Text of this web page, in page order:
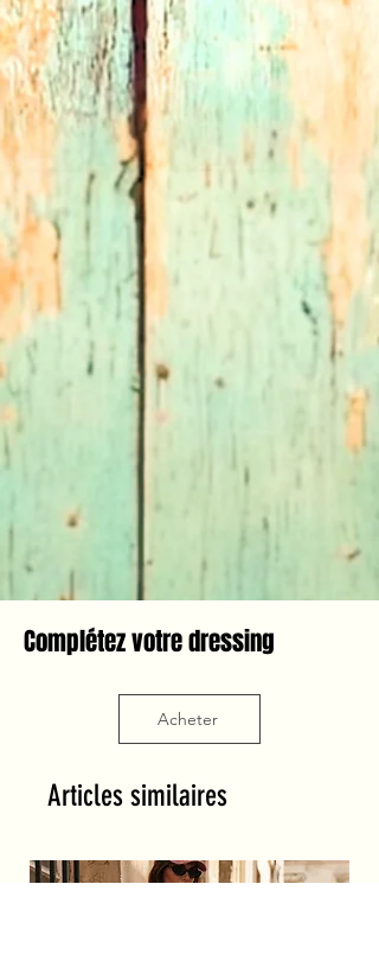
Complétez votre dressing
Acheter
Articles similaires